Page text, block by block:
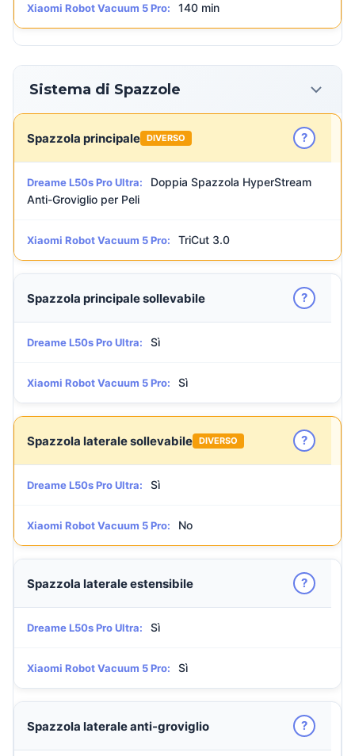
Xiaomi Robot Vacuum 5 Pro: 140 min
Sistema di Spazzole
Spazzola principale DIVERSO ?
Dreame L50s Pro Ultra:
Doppia Spazzola HyperStream
Anti-Groviglio per Peli
Xiaomi Robot Vacuum 5 Pro: TriCut 3.0
Spazzola principale sollevabile ?
Dreame L50s Pro Ultra: Sì
Xiaomi Robot Vacuum 5 Pro: Sì
Spazzola laterale sollevabile DIVERSO ?
Dreame L50s Pro Ultra: Sì
Xiaomi Robot Vacuum 5 Pro: No
Spazzola laterale estensibile ?
Dreame L50s Pro Ultra: Sì
Xiaomi Robot Vacuum 5 Pro: Sì
Spazzola laterale anti-groviglio ?